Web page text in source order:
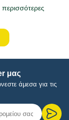
περισσότερες
μας
άμεσα για τις